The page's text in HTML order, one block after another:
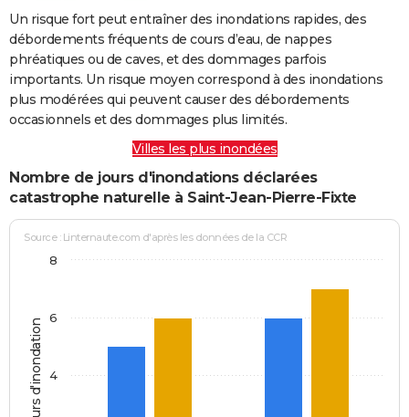
Un risque fort peut entraîner des inondations rapides, des
débordements fréquents de cours d’eau, de nappes
phréatiques ou de caves, et des dommages parfois
importants. Un risque moyen correspond à des inondations
plus modérées qui peuvent causer des débordements
occasionnels et des dommages plus limités.
Villes les plus inondées
Nombre de jours d'inondations déclarées
catastrophe naturelle à Saint-Jean-Pierre-Fixte
Jours d'inondation
Source : Linternaute.com d'après les données de la CCR
4
6
8